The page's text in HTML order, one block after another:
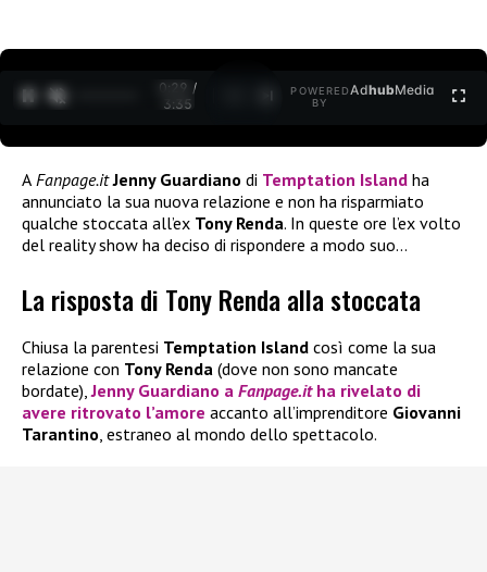
0:30 /
3:35
POWERED
BY
AdhubMedia
A Fanpage.it Jenny Guardiano di Temptation Island ha
annunciato la sua nuova relazione e non ha risparmiato
qualche stoccata all’ex Tony Renda. In queste ore l’ex volto
del reality show ha deciso di rispondere a modo suo…
La risposta di Tony Renda alla stoccata
Chiusa la parentesi Temptation Island così come la sua
relazione con Tony Renda (dove non sono mancate
bordate),Jenny Guardiano a Fanpage.itha rivelato di
avere ritrovato l’amore accanto all’imprenditore Giovanni
Tarantino, estraneo al mondo dello spettacolo.